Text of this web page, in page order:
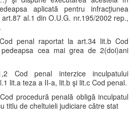
aplicată pentru infracţiunea
al.1 din O.U.G. nr.195/2002 rep.,
penal raportat la art.34 lit.b Cod
cea mai grea de 2(doi)ani
Cod penal interzice inculpatului
lit.a teza a II-a, lit.b şi lit.c Cod penal.
procedură penală obligă inculpatul
titlu de cheltuieli judiciare către stat